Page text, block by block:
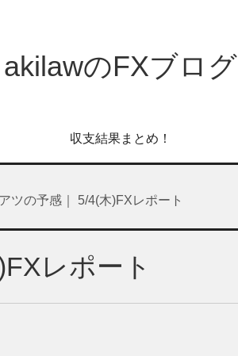
akilawのFXブログ
収支結果まとめ！
ツの予感｜ 5/4(木)FXレポート
レポート